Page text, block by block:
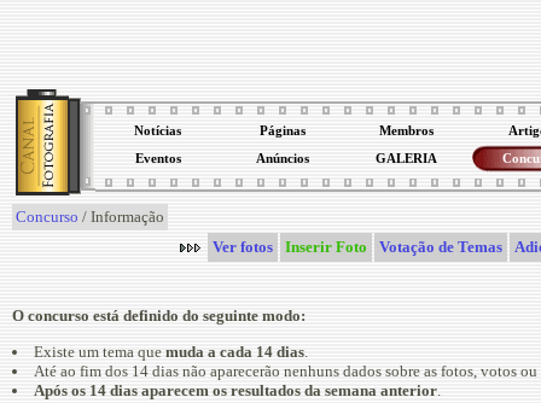
Notícias Páginas Membros
Eventos Anúncios GALERIA
Concurso / Informação
Ver fotos
Inserir Foto Votação de Temas
O concurso está definido do seguinte modo:
Existe um tema quemuda a cada 14 dias
Até ao fim dos 14 dias não aparecerão nenhuns dados sobre as fotos, votos
Após os 14 dias aparecem os resultados da semana anterior